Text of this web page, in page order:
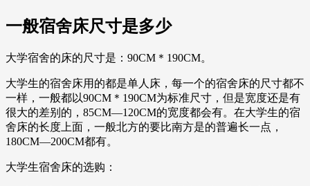
一般宿舍床尺寸是多少
大学宿舍的床的尺寸是：90CM＊190CM。
大学生的宿舍床用的都是单人床，每一个的宿舍床的尺寸都不
一样，一般都以90CM＊190CM为标准尺寸，但是宽度还是有
很大的差别的，85CM—120CM的宽度都会有。在大学生的宿
舍床的长度上面，一般北方的要比南方是的普遍长一点，
180CM—200CM都有。
大学生宿舍床的选购：